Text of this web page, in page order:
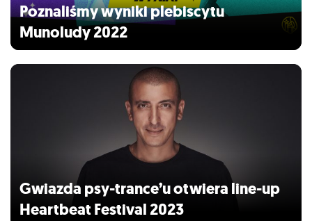
Poznaliśmy wyniki plebiscytu
Munoludy 2022
Gwiazda psy-trance’u otwiera line-up
Heartbeat Festival 2023